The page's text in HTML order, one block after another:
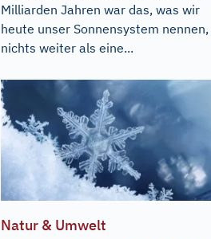
Milliarden Jahren war das, was wir
heute unser Sonnensystem nennen,
nichts weiter als eine...
Natur & Umwelt